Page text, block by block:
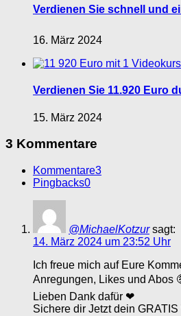
Verdienen Sie schnell und
16. März 2024
Verdienen Sie 11.920 Euro
15. März 2024
3 Kommentare
Kommentare3
Pingbacks0
@MichaelKotzur sagt:
14. März 2024 um 23:52 Uhr
Ich freue mich auf Eure
Anregungen, Likes und Abos
Lieben Dank dafür ❤
Sichere dir Jetzt dein